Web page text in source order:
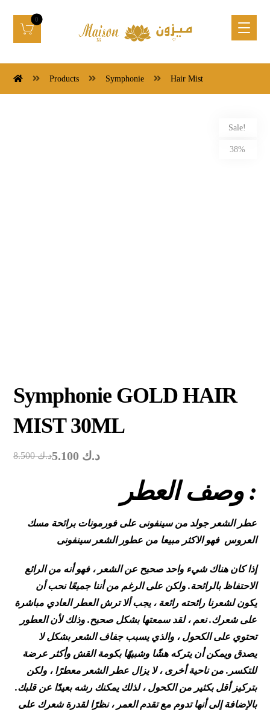
Products Symphonie Hair Mist
Sale!
38%
Symphonie GOLD HAIR
MIST 30ML
د.ك8.500 د.ك
وصف العطر :
عطر الشعر جولد من سينفونى على فورمونات برائحة مسك
العروس فهو الاكثر مبيعا من عطور الشعر سينفونى
إذا كان هناك شيء واحد صحيح عن الشعر ، فهو أنه من الرائع
الاحتفاظ بالرائحة. ولكن على الرغم من أننا جميعًا نحب أن
يكون لشعرنا رائحته رائعة ، يجب ألا ترش العطر العادي مباشرة
على شعرك. نعم ، لقد سمعتها بشكل صحيح. وذلك لأن العطور
تحتوي على الكحول ، والذي يسبب جفاف الشعر بشكل لا
يصدق ويمكن أن يتركه هشًا وشبيهًا بكومة القش وأكثر عرضة
للتكسر. من ناحية أخرى ، لا يزال عطر الشعر معطرًا ، ولكن
بتركيز أقل بكثير من الكحول ، لذلك يمكنك رشه بعيدًا عن قلبك.
بالإضافة إلى أنها تدوم مع تقدم العمر ، نظرًا لقدرة شعرك على